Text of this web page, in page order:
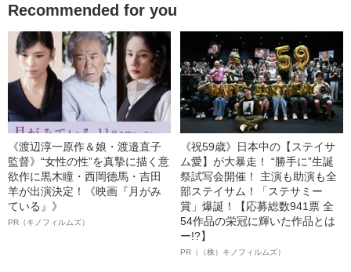
Recommended for you
《渡辺淳一原作＆娘・渡邉直子
監督》“女性の性”を真摯に描く意
欲作に黒木瞳・西岡德馬・吉田
羊が出演決定！《映画『月がみ
ている』》
PR（キノフィルムズ）
《祝59歳》日本中の【ステイサ
ム愛】が大暴走！ “勝手に”生誕
祭試写会開催！ 主演も助演も全
部ステイサム！「ステサミー
賞」爆誕！【応募総数941票 全
54作品の栄冠に輝いた作品とは
ー!?】
PR（（株）キノフィルムズ）